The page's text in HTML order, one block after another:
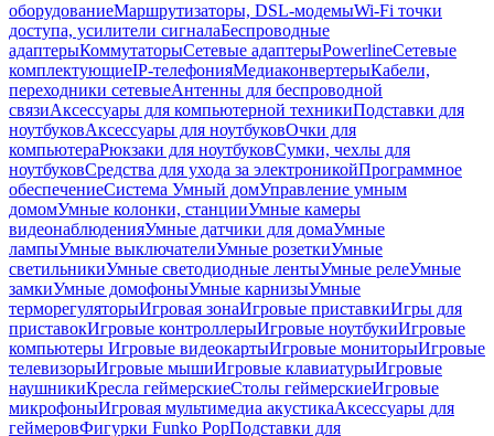
оборудованиеМаршрутизаторы, DSL-модемыWi-Fi точки
доступа, усилители сигналаБеспроводные
адаптерыКоммутаторыСетевые адаптерыPowerlineСетевые
комплектующиеIP-телефонияМедиаконвертерыКабели,
переходники сетевыеАнтенны для беспроводной
связиАксессуары для компьютерной техникиПодставки для
ноутбуковАксессуары для ноутбуковОчки для
компьютераРюкзаки для ноутбуковСумки, чехлы для
ноутбуковСредства для ухода за электроникойПрограммное
обеспечениеСистема Умный домУправление умным
домомУмные колонки, станцииУмные камеры
видеонаблюденияУмные датчики для домаУмные
лампыУмные выключателиУмные розеткиУмные
светильникиУмные светодиодные лентыУмные релеУмные
замкиУмные домофоныУмные карнизыУмные
терморегуляторыИгровая зонаИгровые приставкиИгры для
приставокИгровые контроллерыИгровые ноутбукиИгровые
компьютеры Игровые видеокартыИгровые мониторыИгровые
телевизорыИгровые мышиИгровые клавиатурыИгровые
наушникиКресла геймерскиеСтолы геймерскиеИгровые
микрофоныИгровая мультимедиа акустикаАксессуары для
геймеровФигурки Funko PopПодставки для